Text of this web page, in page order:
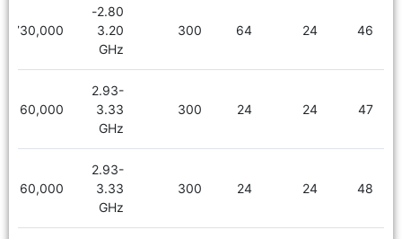
46
24
64
300
2.80-
3.20
GHz
2,730,000
47
24
24
300
2.93-
3.33
GHz
2,160,000
48
24
24
300
2.93-
3.33
GHz
2,160,000